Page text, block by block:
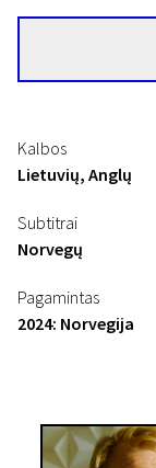
Kalbos
Lietuvių, Anglų
Subtitrai
Norvegų
Pagamintas
2024: Norvegija